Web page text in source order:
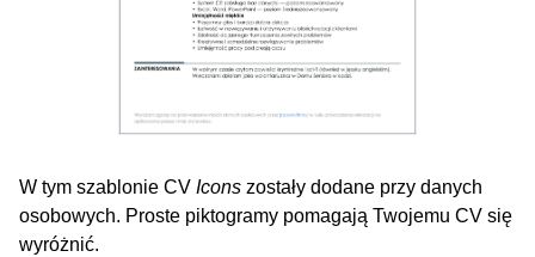
W tym szablonie CV Icons zostały dodane przy danych
osobowych. Proste piktogramy pomagają Twojemu CV się
wyróżnić.